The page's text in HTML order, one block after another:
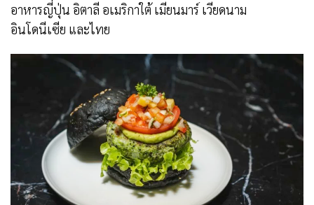
อาหารญี่ปุ่น อิตาลี อเมริกาใต้ เมียนมาร์ เวียดนาม
อินโดนีเซีย และไทย